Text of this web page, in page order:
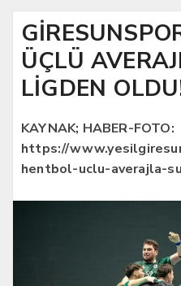
ÜÇLÜ
LİGDEN
KAYNAK; HABER-FOTO:
https://
hentbol-uclu-averajla-